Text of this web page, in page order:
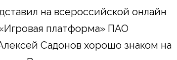
на всероссийской онлайн
платформа» ПАО
Садонов хорошо знаком на